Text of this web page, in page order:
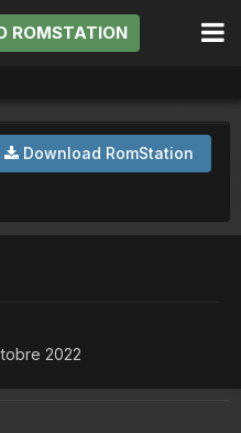
ROMSTATION
Download RomStation
2022